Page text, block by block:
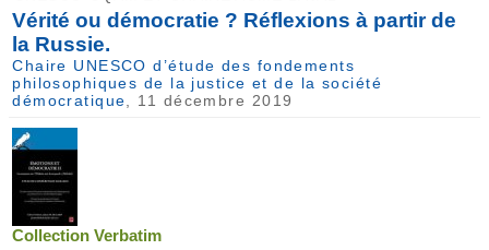
Vérité ou démocratie ? Réflexions à partir de
la Russie.
Chaire UNESCO d’étude des fondements
philosophiques de la justice et de la société
démocratique, 11 décembre 2019
Collection Verbatim